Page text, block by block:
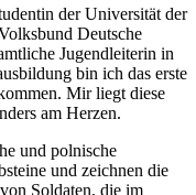
der Universität der
Deutsche
Jugendleiterin in
bin ich das erste
Mir liegt diese
am Herzen.
und polnische
und zeichnen die
Soldaten, die im